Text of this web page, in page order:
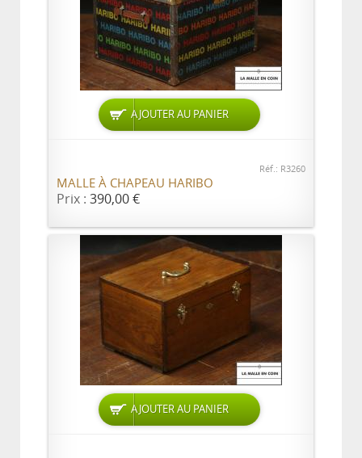
AJOUTER AU PANIER
Réf.: R3260
MALLE À CHAPEAU HARIBO
Prix : 390,00 €
AJOUTER AU PANIER